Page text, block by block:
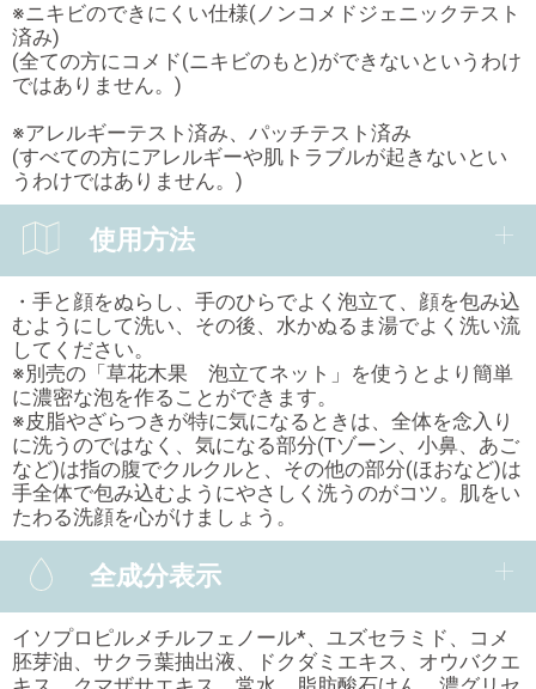
※ニキビのできにくい仕様(ノンコメドジェニックテスト
済み)
(全ての方にコメド(ニキビのもと)ができないというわけ
ではありません。)
※アレルギーテスト済み、パッチテスト済み
(すべての方にアレルギーや肌トラブルが起きないとい
うわけではありません。)
使用方法
・手と顔をぬらし、手のひらでよく泡立て、顔を包み込
むようにして洗い、その後、水かぬるま湯でよく洗い流
してください。
※別売の「草花木果 泡立てネット」を使うとより簡単
に濃密な泡を作ることができます。
※皮脂やざらつきが特に気になるときは、全体を念入り
に洗うのではなく、気になる部分(Tゾーン、小鼻、あご
など)は指の腹でクルクルと、その他の部分(ほおなど)は
手全体で包み込むようにやさしく洗うのがコツ。肌をい
たわる洗顔を心がけましょう。
全成分表示
イソプロピルメチルフェノール*、ユズセラミド、コメ
胚芽油、サクラ葉抽出液、ドクダミエキス、オウバクエ